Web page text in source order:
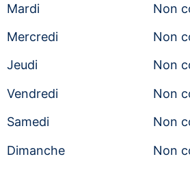
Mardi
Non
Mercredi
Non
Jeudi
Non
Vendredi
Non
Samedi
Non
Dimanche
Non